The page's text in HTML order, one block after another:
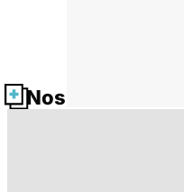
Nos fiches santé